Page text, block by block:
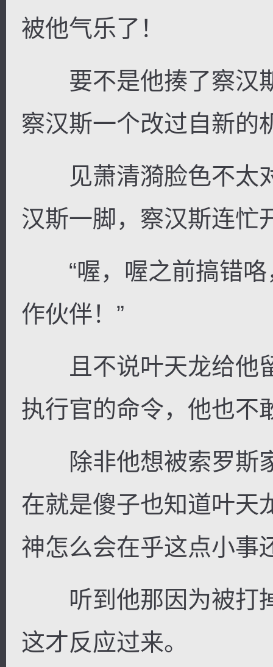
被他气乐了！
要不是他揍了察汉
察汉斯一个改过自新的
见萧清漪脸色不太
汉斯一脚，察汉斯连忙
“喔，喔之前搞错咯
作伙伴！”
且不说叶天龙给他
执行官的命令，他也不
除非他想被索罗斯
在就是傻子也知道叶天
神怎么会在乎这点小事
听到他那因为被打
这才反应过来。